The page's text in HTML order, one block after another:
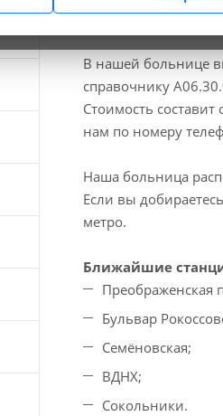
В нашей больнице
справочнику
Стоимость
нам по номеру
Наша больница
Если вы
метро.
Ближайшие
Преображенская
Бульвар
Семёновская;
ВДНХ;
Сокольники.